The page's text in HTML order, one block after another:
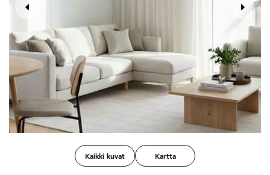
Kaikki kuvat Kartta